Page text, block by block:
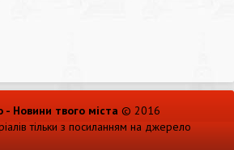
- Новини твого міста © 2016
тільки з посиланням на джерело